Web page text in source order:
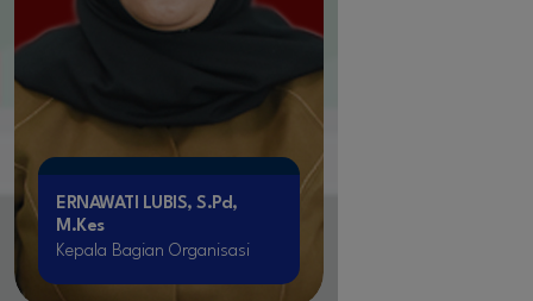
ERNAWATI LUBIS, S.Pd,
M.Kes
Kepala Bagian Organisasi